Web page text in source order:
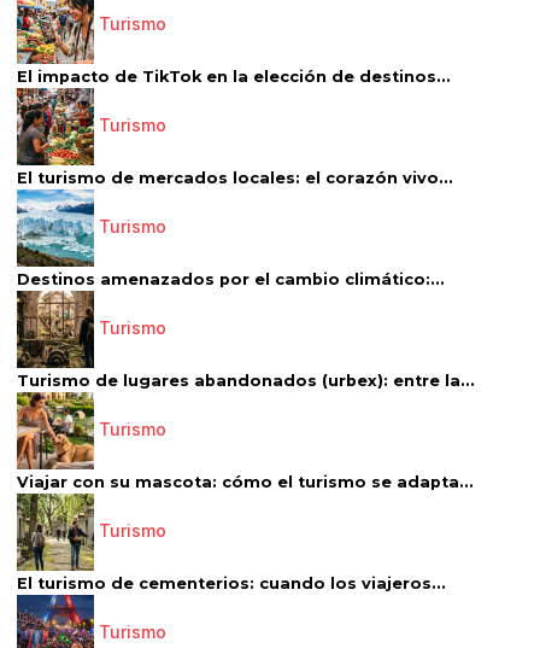
Turismo
El impacto de TikTok en la elección de destinos...
Turismo
El turismo de mercados locales: el corazón vivo...
Turismo
Destinos amenazados por el cambio climático:...
Turismo
Turismo de lugares abandonados (urbex): entre la...
Turismo
Viajar con su mascota: cómo el turismo se adapta...
Turismo
El turismo de cementerios: cuando los viajeros...
Turismo